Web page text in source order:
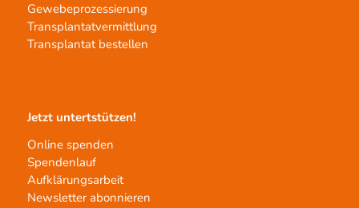
Gewebeprozessierung
Transplantatvermittlung
Transplantat bestellen
Jetzt untertstützen!
Online spenden
Spendenlauf
Aufklärungsarbeit
Newsletter abonnieren